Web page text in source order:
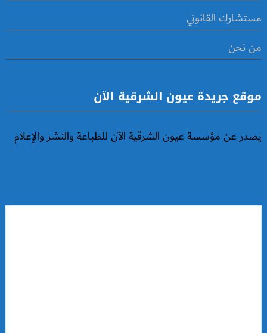
مستشارك القانوني
من نحن
موقع جريدة عيون الشرقية الآن
يصدر عن مؤسسة عيون الشرقية الآن للطباعة والنشر والإعلام